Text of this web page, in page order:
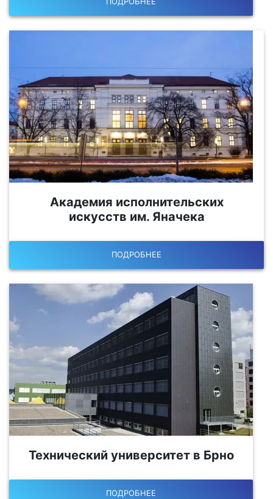
Академия исполнительских
искусств им. Яначека
ПОДРОБНЕЕ
Технический университет в Брно
ПОДРОБНЕЕ